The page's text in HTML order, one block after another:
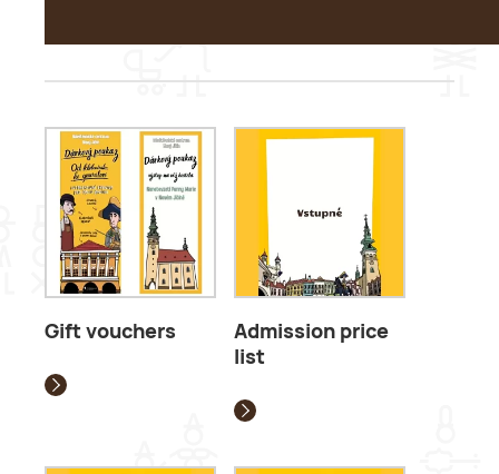
Gift vouchers
Admission price
list